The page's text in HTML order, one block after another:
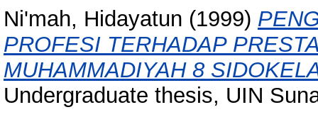
Ni'mah, Hidayatun (1999)
PROFESI TERHADAP
MUHAMMADIYAH 8
Undergraduate thesis, UIN